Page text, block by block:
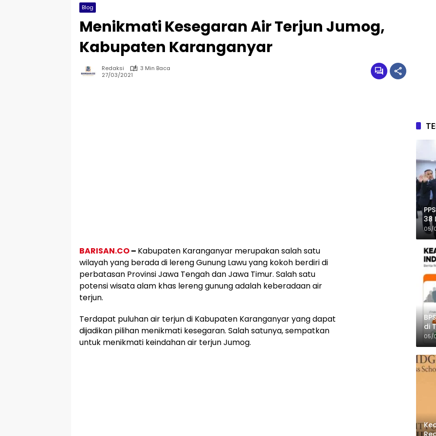
Blog
Menikmati Kesegaran Air Terjun Jumog,
Kabupaten Karanganyar
Redaksi
3 Min Baca
27/03/2021
BARISAN.CO– Kabupaten Karanganyar merupakan salah satu
wilayah yang berada di lereng Gunung Lawu yang kokoh berdiri di
perbatasan Provinsi Jawa Tengah dan Jawa Timur. Salah satu
potensi wisata alam khas lereng gunung adalah keberadaan air
terjun.
Terdapat puluhan air terjun di Kabupaten Karanganyar yang dapat
dijadikan pilihan menikmati kesegaran. Salah satunya, sempatkan
untuk menikmati keindahan air terjun Jumog.
38
05/
di
05/